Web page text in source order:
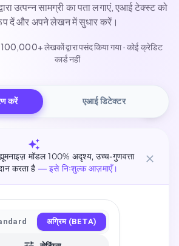
उत्पन्न सामग्री का पता लगाएं, एआई टेक्स्ट को
दें और अपने लेखन में सुधार करें।
लेखकों द्वारा पसंद किया गया · कोई क्रेडिट
कार्ड नहीं
करें एआई डिटेक्टर
मॉडल 100% अदृश्य, उच्च-गुणवत्ता
करता है — इसे निःशुल्क आज़माएँ।
अग्रिम (BETA)